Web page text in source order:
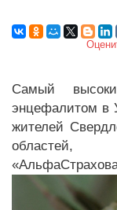
Самый
энцефалитом в
жителей
областей,